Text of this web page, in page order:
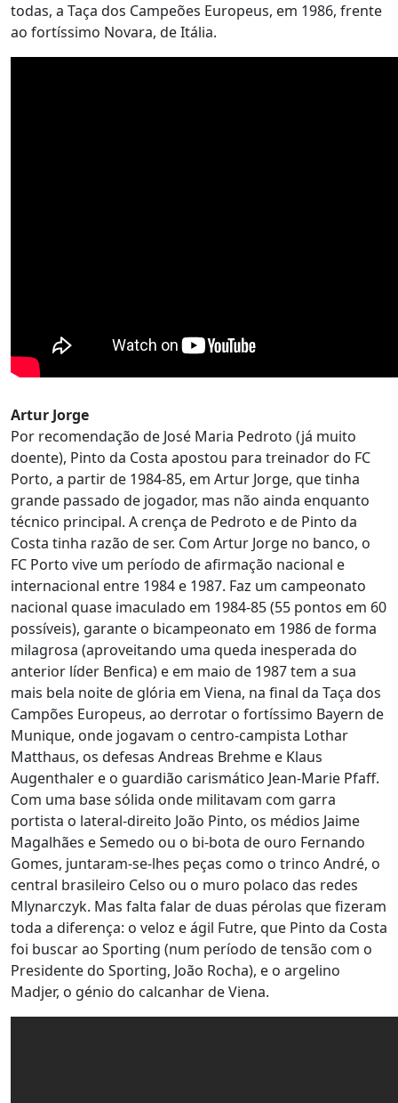
todas, a Taça dos Campeões Europeus, em 1986, frente
ao fortíssimo Novara, de Itália.
Artur Jorge
Por recomendação de José Maria Pedroto (já muito
doente), Pinto da Costa apostou para treinador do FC
Porto, a partir de 1984-85, em Artur Jorge, que tinha
grande passado de jogador, mas não ainda enquanto
técnico principal. A crença de Pedroto e de Pinto da
Costa tinha razão de ser. Com Artur Jorge no banco, o
FC Porto vive um período de afirmação nacional e
internacional entre 1984 e 1987. Faz um campeonato
nacional quase imaculado em 1984-85 (55 pontos em 60
possíveis), garante o bicampeonato em 1986 de forma
milagrosa (aproveitando uma queda inesperada do
anterior líder Benfica) e em maio de 1987 tem a sua
mais bela noite de glória em Viena, na final da Taça dos
Campões Europeus, ao derrotar o fortíssimo Bayern de
Munique, onde jogavam o centro-campista Lothar
Matthaus, os defesas Andreas Brehme e Klaus
Augenthaler e o guardião carismático Jean-Marie Pfaff.
Com uma base sólida onde militavam com garra
portista o lateral-direito João Pinto, os médios Jaime
Magalhães e Semedo ou o bi-bota de ouro Fernando
Gomes, juntaram-se-lhes peças como o trinco André, o
central brasileiro Celso ou o muro polaco das redes
Mlynarczyk. Mas falta falar de duas pérolas que fizeram
toda a diferença: o veloz e ágil Futre, que Pinto da Costa
foi buscar ao Sporting (num período de tensão com o
Presidente do Sporting, João Rocha), e o argelino
Madjer, o génio do calcanhar de Viena.